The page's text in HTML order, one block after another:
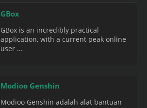
GBox
GBox is an incredibly practical
application, with a current peak online
user ...
Modioo Genshin
Modioo Genshin adalah alat bantuan